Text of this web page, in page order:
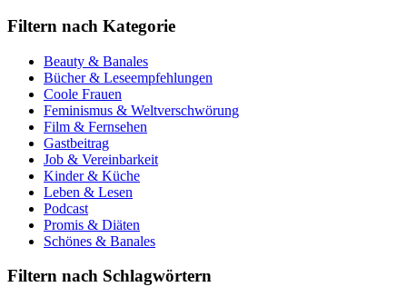
Filtern nach Kategorie
Beauty & Banales
Bücher & Leseempfehlungen
Coole Frauen
Feminismus & Weltverschwörung
Film & Fernsehen
Gastbeitrag
Job & Vereinbarkeit
Kinder & Küche
Leben & Lesen
Podcast
Promis & Diäten
Schönes & Banales
Filtern nach Schlagwörtern